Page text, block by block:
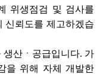
위생점검 및 검사를
신뢰도를 제고하겠습
생산ㆍ공급입니다. 가
을 위해 자체 개발한